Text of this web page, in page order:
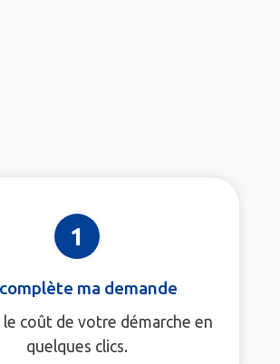
1
ma demande
le coût de votre démarche en
quelques clics.